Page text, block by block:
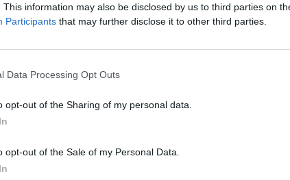
This information may also be disclosed by us to third parties on
Participants that may further disclose it to other third parties.
Data Processing Opt Outs
opt-out of the Sharing of my personal data.
opt-out of the Sale of my Personal Data.
condiţii